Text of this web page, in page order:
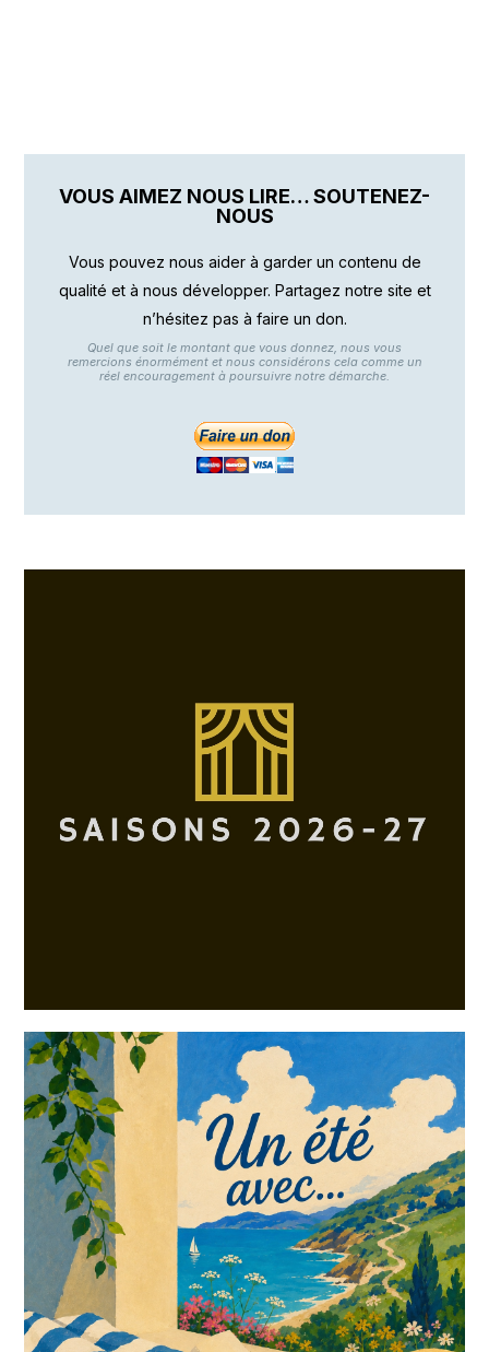
VOUS AIMEZ NOUS LIRE… SOUTENEZ-
NOUS
Vous pouvez nous aider à garder un contenu de
qualité et à nous développer. Partagez notre site et
n’hésitez pas à faire un don.
Quel que soit le montant que vous donnez, nous vous
remercions énormément et nous considérons cela comme un
réel encouragement à poursuivre notre démarche.